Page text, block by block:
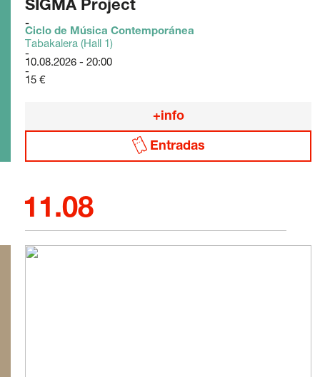
SIGMA Project
Ciclo de Música Contemporánea
Tabakalera (Hall 1)
10.08.2026 - 20:00
15 €
+info
Entradas
11.08